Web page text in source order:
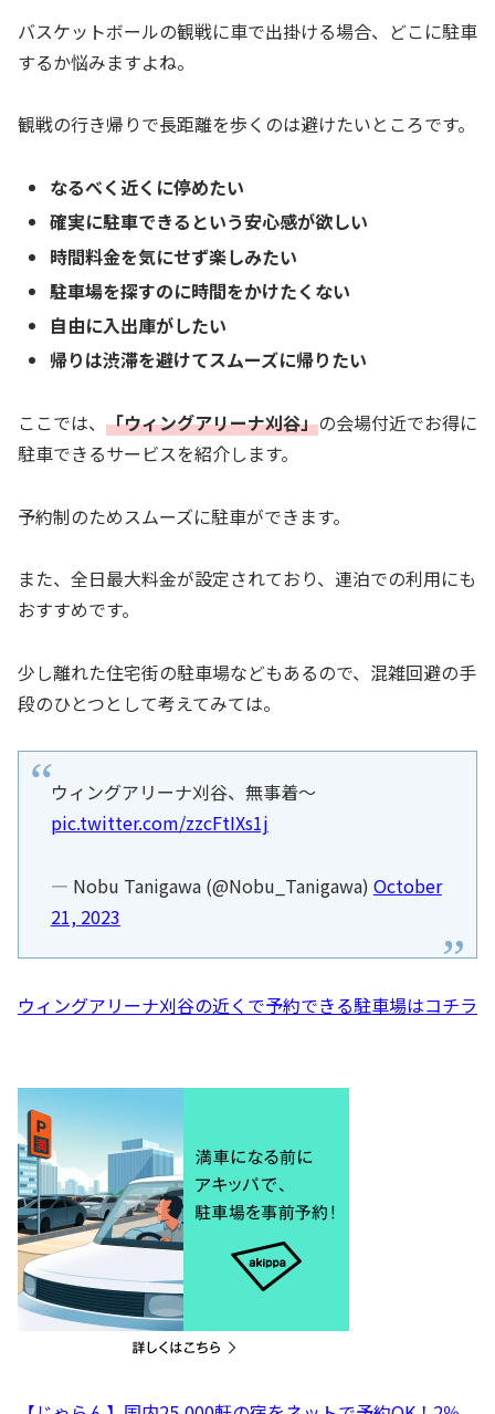
バスケットボールの観戦に車で出掛ける場合、どこに駐車
するか悩みますよね。
観戦の行き帰りで長距離を歩くのは避けたいところです。
なるべく近くに停めたい
確実に駐車できるという安心感が欲しい
時間料金を気にせず楽しみたい
駐車場を探すのに時間をかけたくない
自由に入出庫がしたい
帰りは渋滞を避けてスムーズに帰りたい
ここでは、 「ウィングアリーナ刈谷」の会場付近でお得に
駐車できるサービスを紹介します。
予約制のためスムーズに駐車ができます。
また、全日最大料金が設定されており、連泊での利用にも
おすすめです。
少し離れた住宅街の駐車場などもあるので、混雑回避の手
段のひとつとして考えてみては。
ウィングアリーナ刈谷、無事着～
pic.twitter.com/zzcFtIXs1j
— Nobu Tanigawa (@Nobu_Tanigawa) October
21, 2023
ウィングアリーナ刈谷の近くで予約できる駐車場はコチラ